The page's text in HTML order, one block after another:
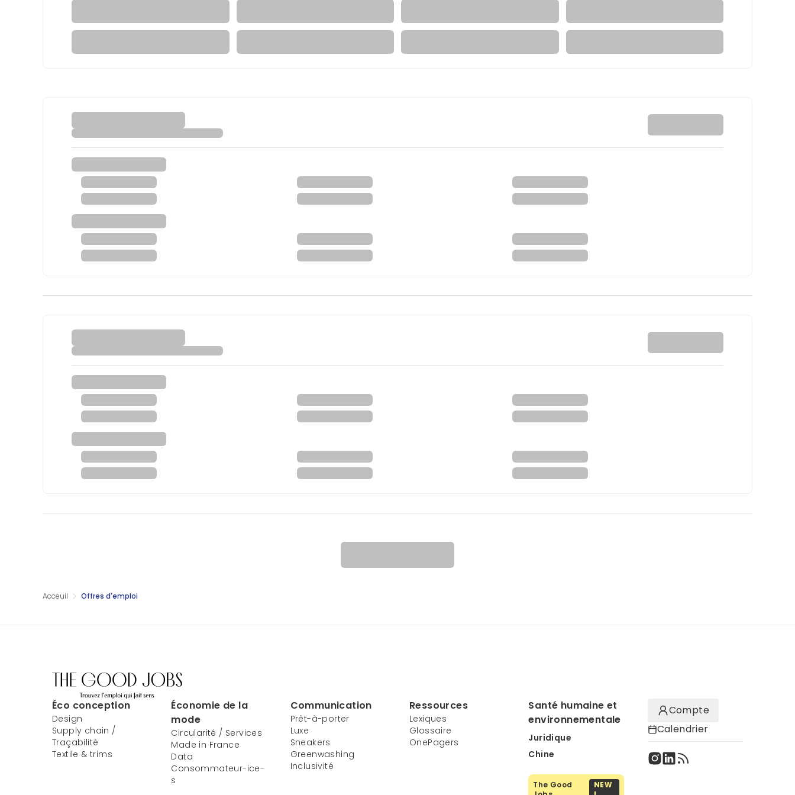
Acceuil Offres d'emploi
Éco conception
Design
Supply chain /
Traçabilité
Textile & trims
Économie de la
mode
Circularité / Services
Made in France
Data
Consommateur-ice-
s
Communication
Prêt-à-porter
Luxe
Sneakers
Greenwashing
Inclusivité
Ressources
Lexiques
Glossaire
OnePagers
Santé humaine et
environnementale
Juridique
Chine
The Good
NEW
Compte
Calendrier